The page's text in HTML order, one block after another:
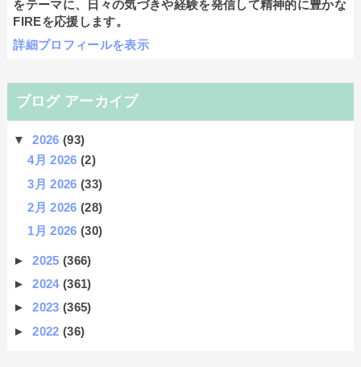
をテーマに、日々の気づきや経験を発信して精神的に豊かな
FIREを応援します。
詳細プロフィールを表示
ブログ アーカイブ
▼2026(93)
4月 2026(2)
3月 2026(33)
2月 2026(28)
1月 2026(30)
►2025(366)
►2024(361)
►2023(365)
►2022(36)